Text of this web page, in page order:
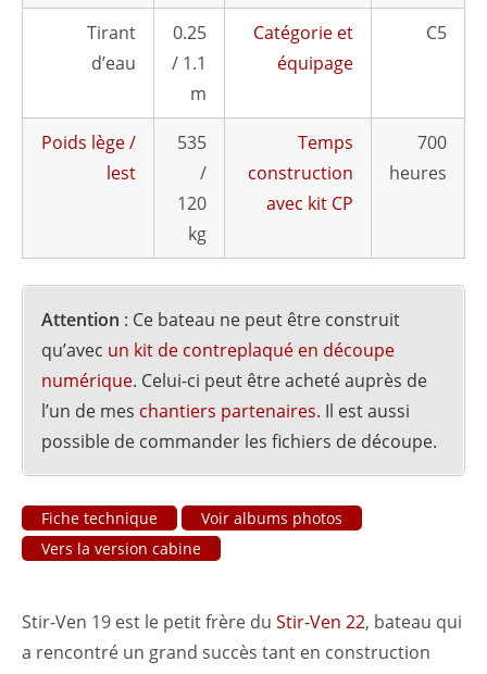
Tirant
d’eau
0.25
/ 1.1
m
Catégorie et
équipage
C5
Poids lège /
lest
535
/
120
kg
Temps
construction
avec kit CP
700
heures
Attention : Ce bateau ne peut être construit
qu’avec un kit de contreplaqué en découpe
numérique. Celui-ci peut être acheté auprès de
l’un de mes chantiers partenaires. Il est aussi
possible de commander les fichiers de découpe.
Fiche technique
Voir albums photos
Vers la version cabine
Stir-Ven 19 est le petit frère du Stir-Ven 22, bateau qui
a rencontré un grand succès tant en construction